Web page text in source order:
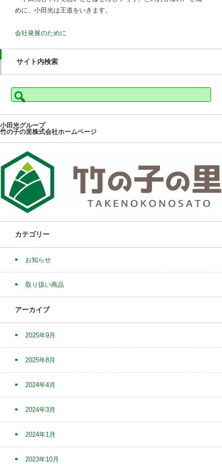
めに、小田光は王道をいきます。
会社発展のために
サイト内検索
検
索:
小田光グループ
竹の子の里株式会社ホームページ
カテゴリー
お知らせ
取り扱い商品
アーカイブ
2025年9月
2025年8月
2024年4月
2024年3月
2024年1月
2023年10月